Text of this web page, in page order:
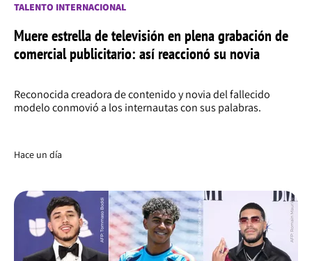
TALENTO INTERNACIONAL
Muere estrella de televisión en plena grabación de
comercial publicitario: así reaccionó su novia
Reconocida creadora de contenido y novia del fallecido
modelo conmovió a los internautas con sus palabras.
Hace un día